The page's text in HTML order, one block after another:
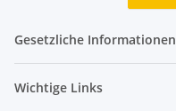
Gesetzliche Informationen
Wichtige Links